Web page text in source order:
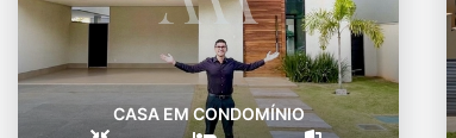
CASA EM CONDOMÍNIO